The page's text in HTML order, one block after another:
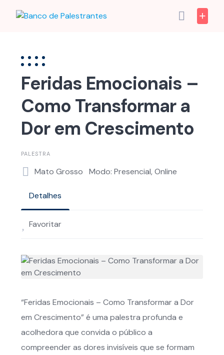
Feridas Emocionais –
Como Transformar a
Dor em Crescimento
PALESTRA
Mato Grosso Modo: Presencial, Online
Detalhes
Favoritar
“Feridas Emocionais – Como Transformar a Dor
em Crescimento” é uma palestra profunda e
acolhedora que convida o público a
compreender as dores invisíveis que se formam